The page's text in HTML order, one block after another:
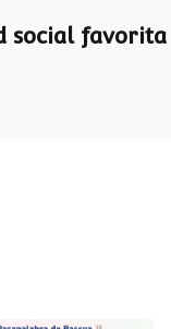
social favorita